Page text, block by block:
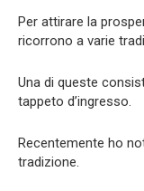
Per attirare la
ricorrono a varie
Una di queste
tappeto d’ingresso.
Recentemente ho
tradizione.